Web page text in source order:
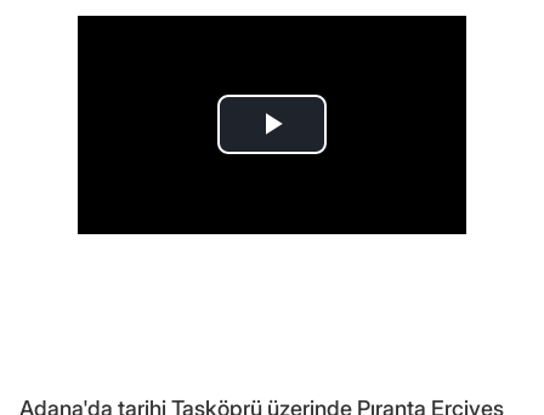
Adana'da tarihi Taşköprü üzerinde Pıranta Erciyes